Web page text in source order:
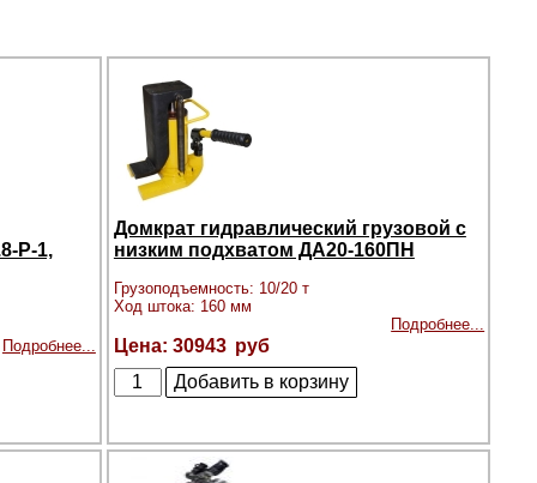
Р-1,
Подробнее...
Домкрат гидравлический грузовой с
низким подхватом ДА20-160ПН
Грузоподъемность: 10/20 т
Ход штока: 160 мм
Подробнее...
30943